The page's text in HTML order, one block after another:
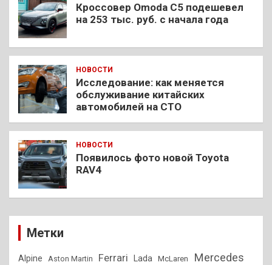
Кроссовер Omoda C5 подешевел
на 253 тыс. руб. с начала года
НОВОСТИ
Исследование: как меняется
обслуживание китайских
автомобилей на СТО
НОВОСТИ
Появилось фото новой Toyota
RAV4
Метки
Alpine Aston Martin Ferrari Lada McLaren Mercedes